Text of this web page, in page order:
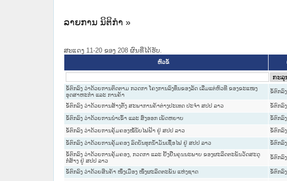
ລາຍການ ນິຕິກໍາ »
ສະແດງ 11-20 ຂອງ 208 ຜົນທີ່ໄດ້ຮັບ.
ຫົວຂໍ້
ຂໍ້ຕົກລົງ ວ່າດ້ວຍການຕິດຕາມ ກວດກາ ໂຄງການລົງທຶນຂອງລັດ ເລີ່ມແຕ່ຫົວທີ ຂອງຂະແໜງ
ອຸດສາຫະກຳ ແລະ ການຄ້າ
ຂໍ້ຕົກລົງ
ຂໍ້ຕົກລົງ ວ່າດ້ວຍການສ້າງຕັ້ງ ສະພາການຄ້າຕ່າງປະເທດ ປະຈຳ ສປປ ລາວ ຂໍ້ຕົກລົງ
ຂໍ້ຕົກລົງ ວ່າດ້ວຍການນຳເຂົ້າ ແລະ ສົ່ງອອກ ເພັດຫຍາບ ຂໍ້ຕົກລົງ
ຂໍ້ຕົກລົງ ວ່າດ້ວຍການຄຸ້ມຄອງໝໍ້ນັບໄຟຟ້າ ຢູ່ ສປປ ລາວ ຂໍ້ຕົກລົງ
ຂໍ້ຕົກລົງ ວ່າດ້ວຍການຄຸ້ມຄອງ ລົດບັນທຸກນ້ຳມັນເຊື້ອໄຟ ຢູ່ ສປປ ລາວ ຂໍ້ຕົກລົງ
ຂໍ້ຕົກລົງ ວ່າດ້ວຍການຄຸ້ມຄອງ, ກວດກາ ແລະ ຢັ້ງຢືນຄຸນນະພາບ ຂອງຜະລິດຕະພັນວັດສະດຸ
ກໍ່ສ້າງ ຢູ່ ສປປ ລາວ
ຂໍ້ຕົກລົງ
ຂໍ້ຕົກລົງ ວ່າດ້ວຍສິນຄ້າ ໜຶ່ງເມືອງ ໜຶ່ງຜະລິດຕະພັນ ແຫ່ງຊາດ ຂໍ້ຕົກລົງ